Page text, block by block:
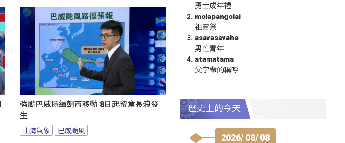
強颱巴威持續朝西移動 8日起留意長浪發
生
山海氣象 巴威颱風
勇士成年禮
molapangolai
祖靈祭
asavasavahe
男性青年
atamatama
父字輩的稱呼
歷史上的今天
2026/ 08/ 08